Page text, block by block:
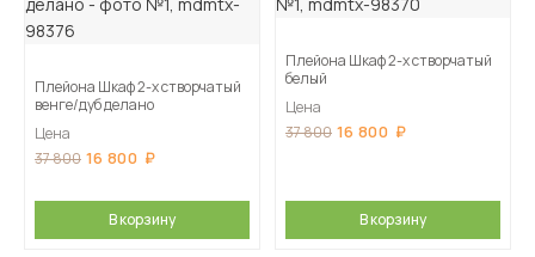
Плейона Шкаф 2-х створчатый
венге/дуб делано
Цена
37 800 16 800
В корзину
Плейона Шкаф 2-х створчатый
белый
Цена
37 800 16 800
В корзину